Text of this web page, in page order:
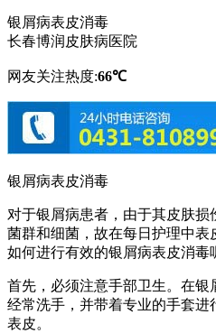
银屑病表皮消毒
长春博润皮肤病医院
网友关注热度:66℃
银屑病表皮消毒
对于银屑病患者，由于其皮肤
菌群和细菌，故在每日护理中表
如何进行有效的银屑病表皮消毒
首先，必须注意手部卫生。在
经常洗手，并带着专业的手套
表皮。